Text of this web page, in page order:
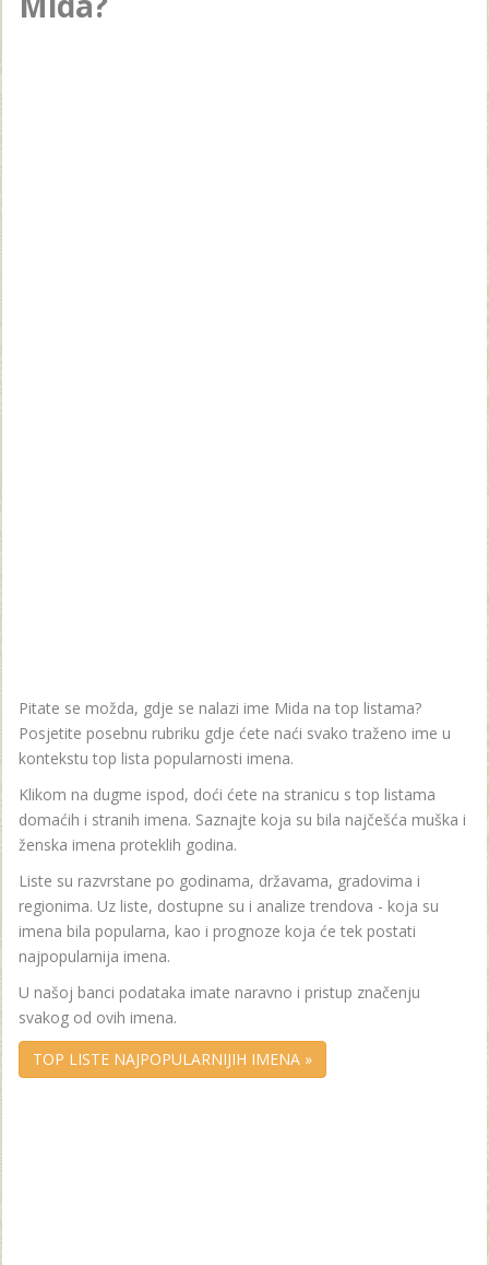
Pitate se možda, gdje se nalazi ime Mida na top listama?
Posjetite posebnu rubriku gdje ćete naći svako traženo ime u
kontekstu top lista popularnosti imena.
Klikom na dugme ispod, doći ćete na stranicu s top listama
domaćih i stranih imena. Saznajte koja su bila najčešća muška i
ženska imena proteklih godina.
Liste su razvrstane po godinama, državama, gradovima i
regionima. Uz liste, dostupne su i analize trendova - koja su
imena bila popularna, kao i prognoze koja će tek postati
najpopularnija imena.
U našoj banci podataka imate naravno i pristup značenju
svakog od ovih imena.
TOP LISTE NAJPOPULARNIJIH IMENA »